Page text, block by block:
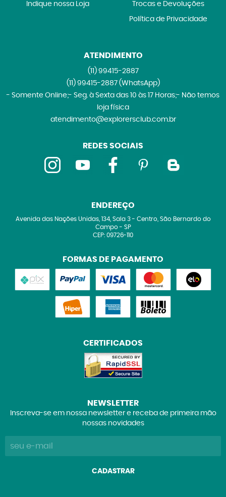
Indique nossa Loja Trocas e Devoluções
Política de Privacidade
ATENDIMENTO
(11)99415-2887
(11)99415-2887 (WhatsApp)
- Somente Online;- Seg. à Sexta das 10 às 17 Horas;- Não temos
loja física
atendimento@explorersclub.com.br
REDES SOCIAIS
ENDEREÇO
Avenida das Nações Unidas, 134, Sala 3- Centro, São Bernardo do
Campo- SP
CEP: 09726-110
FORMAS DE PAGAMENTO
CERTIFICADOS
NEWSLETTER
Inscreva-se em nossa newsletter e receba de primeira mão
nossas novidades
CADASTRAR